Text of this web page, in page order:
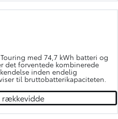
med 74,7 kWh batteri og
det forventede kombinerede
inden endelig
til bruttobatterikapaciteten.
rækkevidde